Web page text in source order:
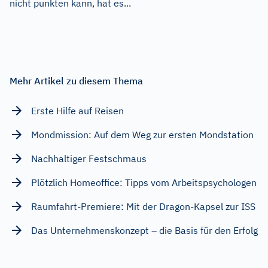
nicht punkten kann, hat es...
Mehr Artikel zu diesem Thema
Erste Hilfe auf Reisen
Mondmission: Auf dem Weg zur ersten Mondstation
Nachhaltiger Festschmaus
Plötzlich Homeoffice: Tipps vom Arbeitspsychologen
Raumfahrt-Premiere: Mit der Dragon-Kapsel zur ISS
Das Unternehmenskonzept – die Basis für den Erfolg